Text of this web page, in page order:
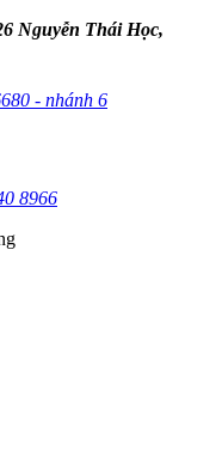
Nguyễn Thái Học,
- nhánh 6
8966